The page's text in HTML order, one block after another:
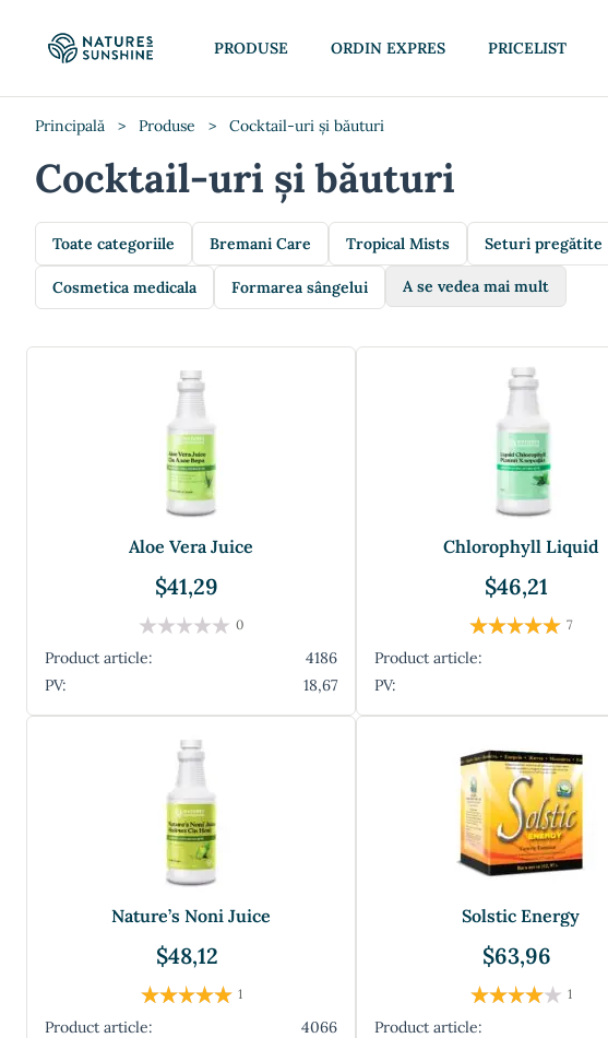
PRODUSE ORDIN EXPRES PRICELIST
Principală > Produse > Cocktail-uri și băuturi
Cocktail-uri și băuturi
Toate categoriile Bremani Care Tropical Mists Seturi pregătite
Cosmetica medicala Formarea sângelui A se vedea mai mult
Aloe Vera Juice
$41,29
0
Product article:
4186
PV:
18,67
Chlorophyll Liquid
$46,21
7
Product article:
PV:
Nature’s Noni Juice
$48,12
1
Product article:
4066
Solstic Energy
$63,96
1
Product article: